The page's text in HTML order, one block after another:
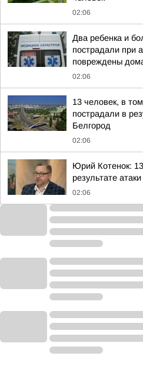
02:06
Два ребенка и
пострадали при
повреждены
02:06
13 человек, в
пострадали в
Белгород
02:06
Юрий Котенок:
результате
02:06